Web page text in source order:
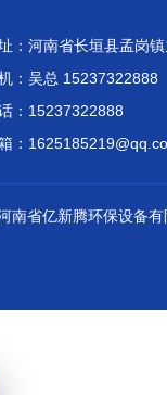
：河南省长垣县孟岗
：吴总 15237322888
：15237322888
：
南省亿新腾环保设备